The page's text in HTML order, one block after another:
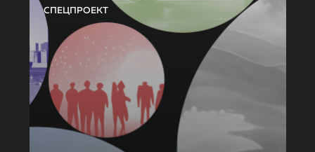
СПЕЦПРОЕКТ